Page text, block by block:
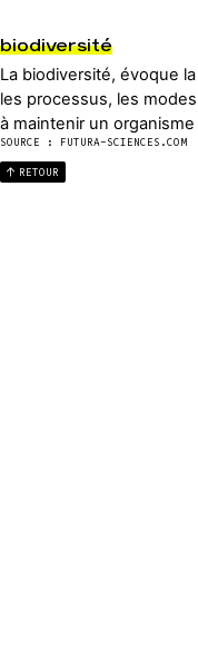
biodiversité
La biodiversité, évoque
les processus, les
à maintenir un
SOURCE : FUTURA-SCIENCES.COM
RETOUR